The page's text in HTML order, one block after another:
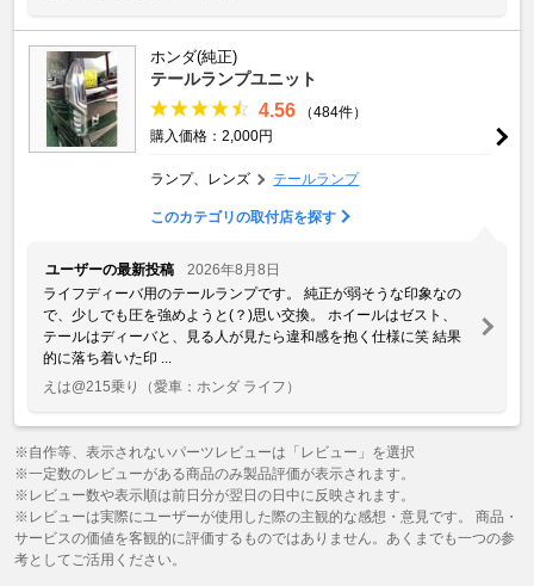
ホンダ(純正)
テールランプユニット
4.56
（484件）
購入価格：2,000円
ランプ、レンズ テールランプ
このカテゴリの取付店を探す
ユーザーの最新投稿
2026年8月8日
ライフディーバ用のテールランプです。 純正が弱そうな印象なの
で、少しでも圧を強めようと(？)思い交換。 ホイールはゼスト、
テールはディーバと、見る人が見たら違和感を抱く仕様に笑 結果
的に落ち着いた印 ...
えは@215乗り
（愛車：ホンダ ライフ）
※自作等、表示されないパーツレビューは「レビュー」を選択
※一定数のレビューがある商品のみ製品評価が表示されます。
※レビュー数や表示順は前日分が翌日の日中に反映されます。
※レビューは実際にユーザーが使用した際の主観的な感想・意見です。 商品・
サービスの価値を客観的に評価するものではありません。あくまでも一つの参
考としてご活用ください。